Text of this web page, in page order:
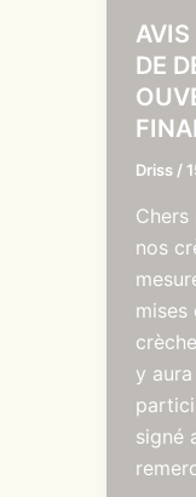
AVIS
DE
Driss /
nos
mises
y
signé